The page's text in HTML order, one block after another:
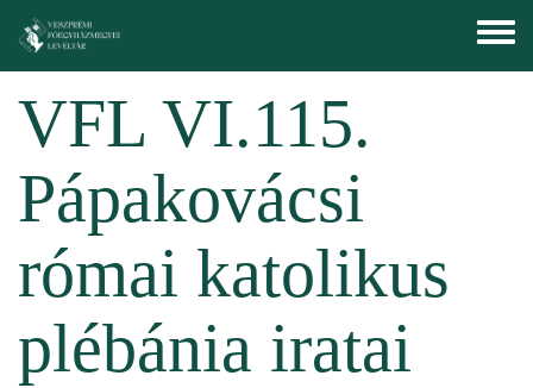
Toggle
menu
VFL VI.115.
Pápakovácsi
római katolikus
plébánia iratai